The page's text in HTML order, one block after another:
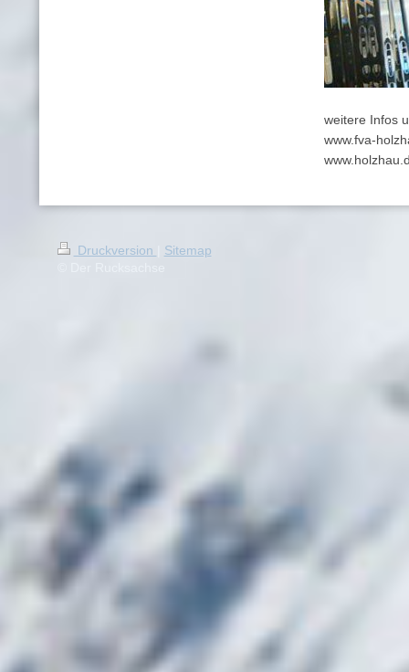
weitere Infos
www.fva-
Druckversion
Sitemap